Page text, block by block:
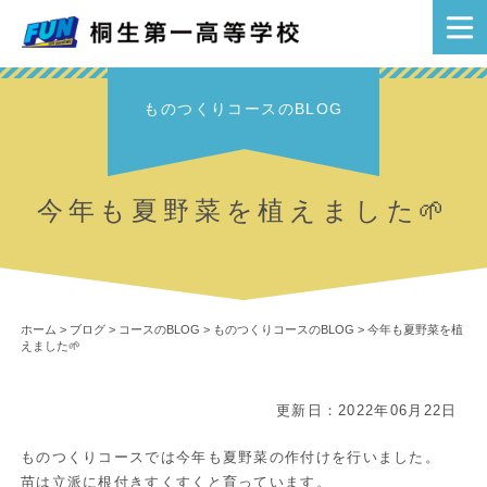
ものつくりコースのBLOG
今年も夏野菜を植えました🌱
ホーム > ブログ> コースのBLOG > ものつくりコースのBLOG > 今年も夏野菜を植
えました🌱
更新日：2022年06月22日
ものつくりコースでは今年も夏野菜の作付けを行いました。
苗は立派に根付きすくすくと育っています。